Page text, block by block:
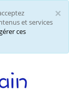
×
et services
ces